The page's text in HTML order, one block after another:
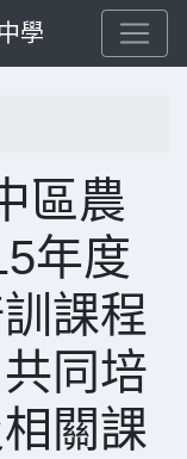
學
區農
年度
課程
同培
關課